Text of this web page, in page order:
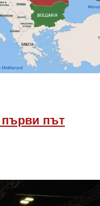
първи път